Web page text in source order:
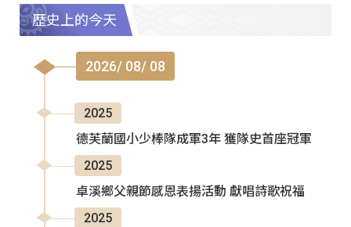
歷史上的今天
2026/ 08/ 08
2025
德芙蘭國小少棒隊成軍3年 獲隊史首座冠軍
2025
卓溪鄉父親節感恩表揚活動 獻唱詩歌祝福
2025